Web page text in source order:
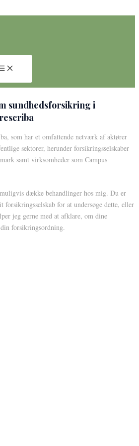
sundhedsforsikring i
som har et omfattende netværk af aktører
sektorer, herunder forsikringsselskaber
samt virksomheder som Campus
dække behandlinger hos mig. Du er
for at undersøge dette, eller
jeg gerne med at afklare, om dine
forsikringsordning.